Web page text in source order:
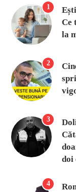
1
Ce
la
2
3
doi
4